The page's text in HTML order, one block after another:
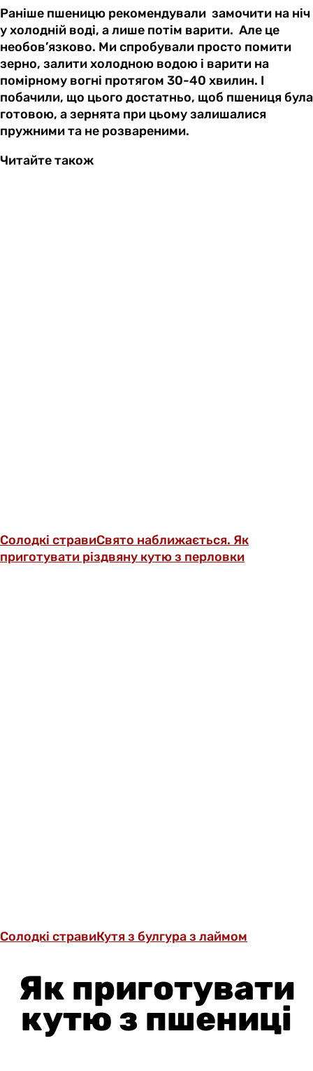
Раніше пшеницю рекомендували замочити на ніч
у холодній воді, а лише потім варити. Але це
необов’язково. Ми спробували просто помити
зерно, залити холодною водою і варити на
помірному вогні протягом 30-40 хвилин. І
побачили, що цього достатньо, щоб пшениця була
готовою, а зернята при цьому залишалися
пружними та не розвареними.
Читайте також
Солодкі стравиСвято наближається. Як
приготувати різдвяну кутю з перловки
Солодкі стравиКутя з булгура з лаймом
Як приготувати
кутю з пшениці